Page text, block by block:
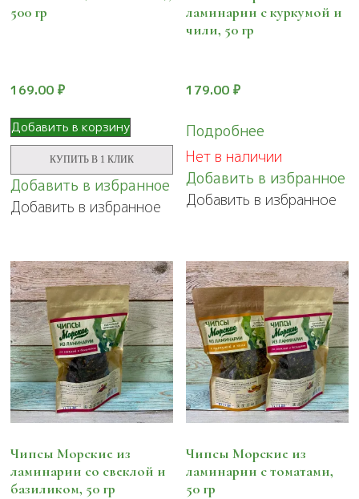
500 гр
169.00 ₽
Добавить в корзину
КУПИТЬ В 1 КЛИК
Добавить в избранное
Добавить в избранное
ламинарии с куркумой и
чили, 50 гр
179.00₽
Подробнее
Нет в наличии
Добавить в избранное
Добавить в избранное
Чипсы Морские из
ламинарии со свеклой и
базиликом, 50 гр
Чипсы Морские из
ламинарии с томатами,
50 гр